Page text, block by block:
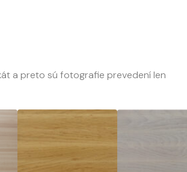
a preto sú fotografie prevedení len